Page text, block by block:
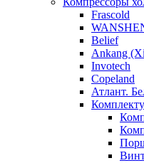
Frascold
Belief
Ankang
Invotech
Copeland
Атлант.